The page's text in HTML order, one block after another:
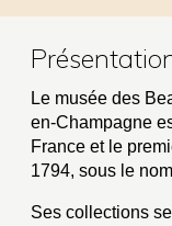
Le musée des
en-Champagne
France et le
1794, sous le
Ses collections